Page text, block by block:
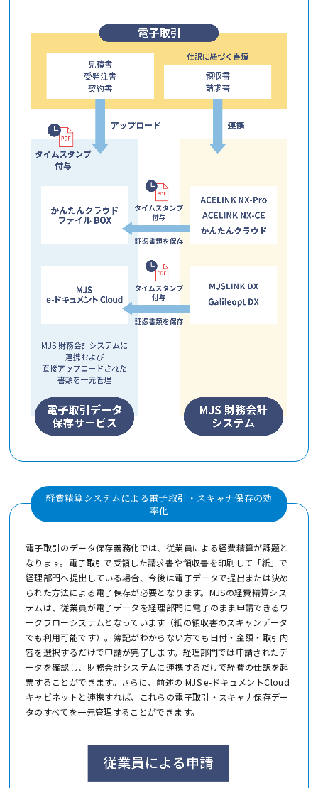
経費精算システムによる電子取引・スキャナ保存の効
率化
電子取引のデータ保存義務化では、従業員による経費精算が課題と
なります。電子取引で受領した請求書や領収書を印刷して「紙」で
経理部門へ提出している場合、今後は電子データで提出または決め
られた方法による電子保存が必要となります。MJSの経費精算シス
テムは、従業員が電子データを経理部門に電子のまま申請できるワ
ークフローシステムとなっています（紙の領収書のスキャンデータ
でも利用可能です）。簿記がわからない方でも日付・金額・取引内
容を選択するだけで申請が完了します。経理部門では申請されたデ
ータを確認し、財務会計システムに連携するだけで経費の仕訳を起
票することができます。さらに、前述の MJS e-ドキュメントCloud
キャビネットと連携すれば、これらの電子取引・スキャナ保存デー
タのすべてを一元管理することができます。